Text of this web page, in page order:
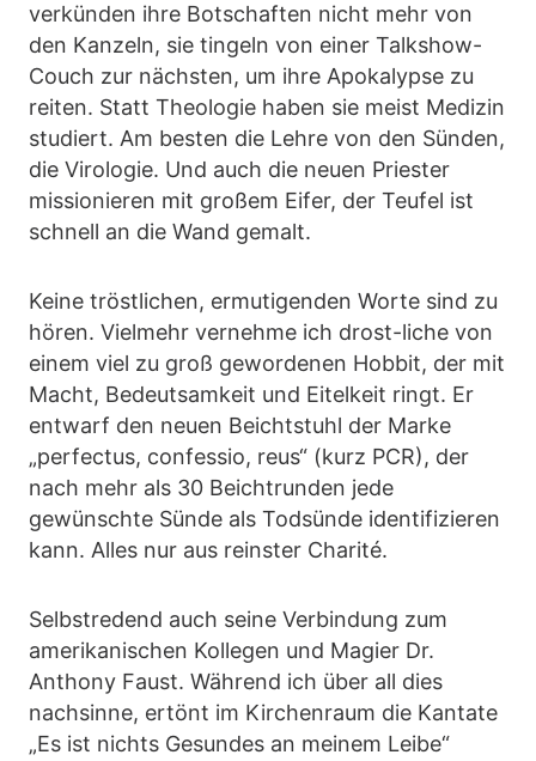
verkünden ihre Botschaften nicht mehr von
den Kanzeln, sie tingeln von einer Talkshow-
Couch zur nächsten, um ihre Apokalypse zu
reiten. Statt Theologie haben sie meist Medizin
studiert. Am besten die Lehre von den Sünden,
die Virologie. Und auch die neuen Priester
missionieren mit großem Eifer, der Teufel ist
schnell an die Wand gemalt.
Keine tröstlichen, ermutigenden Worte sind zu
hören. Vielmehr vernehme ich drost-liche von
einem viel zu groß gewordenen Hobbit, der mit
Macht, Bedeutsamkeit und Eitelkeit ringt. Er
entwarf den neuen Beichtstuhl der Marke
„perfectus, confessio, reus“ (kurz PCR), der
nach mehr als 30 Beichtrunden jede
gewünschte Sünde als Todsünde identifizieren
kann. Alles nur aus reinster Charité.
Selbstredend auch seine Verbindung zum
amerikanischen Kollegen und Magier Dr.
Anthony Faust. Während ich über all dies
nachsinne, ertönt im Kirchenraum die Kantate
„Es ist nichts Gesundes an meinem Leibe“